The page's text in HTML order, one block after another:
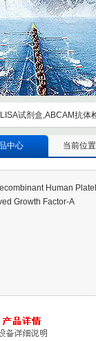
试剂盒,ABCAM抗体
当前位
中心